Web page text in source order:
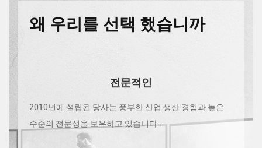
왜 우리를 선택 했습니까
전문적인
2010년에 설립된 당사는 풍부한 산업 생산 경험과 높은
수준의 전문성을 보유하고 있습니다..